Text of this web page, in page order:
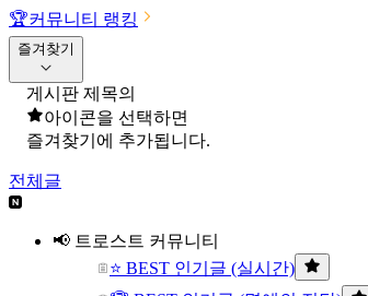
🏆커뮤니티 랭킹
즐겨찾기
게시판 제목의
아이콘을 선택하면
즐겨찾기에 추가됩니다.
전체글
📢 트로스트 커뮤니티
⭐ BEST 인기글 (실시간)